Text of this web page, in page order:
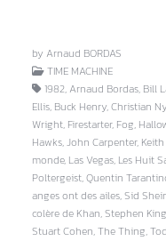
by Arnaud BORDAS
TIME MACHINE
1982, Arnaud Bordas, Bill
Ellis, Buck Henry, Christian
Wright, Firestarter, Fog,
Hawks, John Carpenter,
monde, Las Vegas, Les Huit
Poltergeist, Quentin
anges ont des ailes, Sid
colère de Khan, Stephen
Stuart Cohen, The Thing,